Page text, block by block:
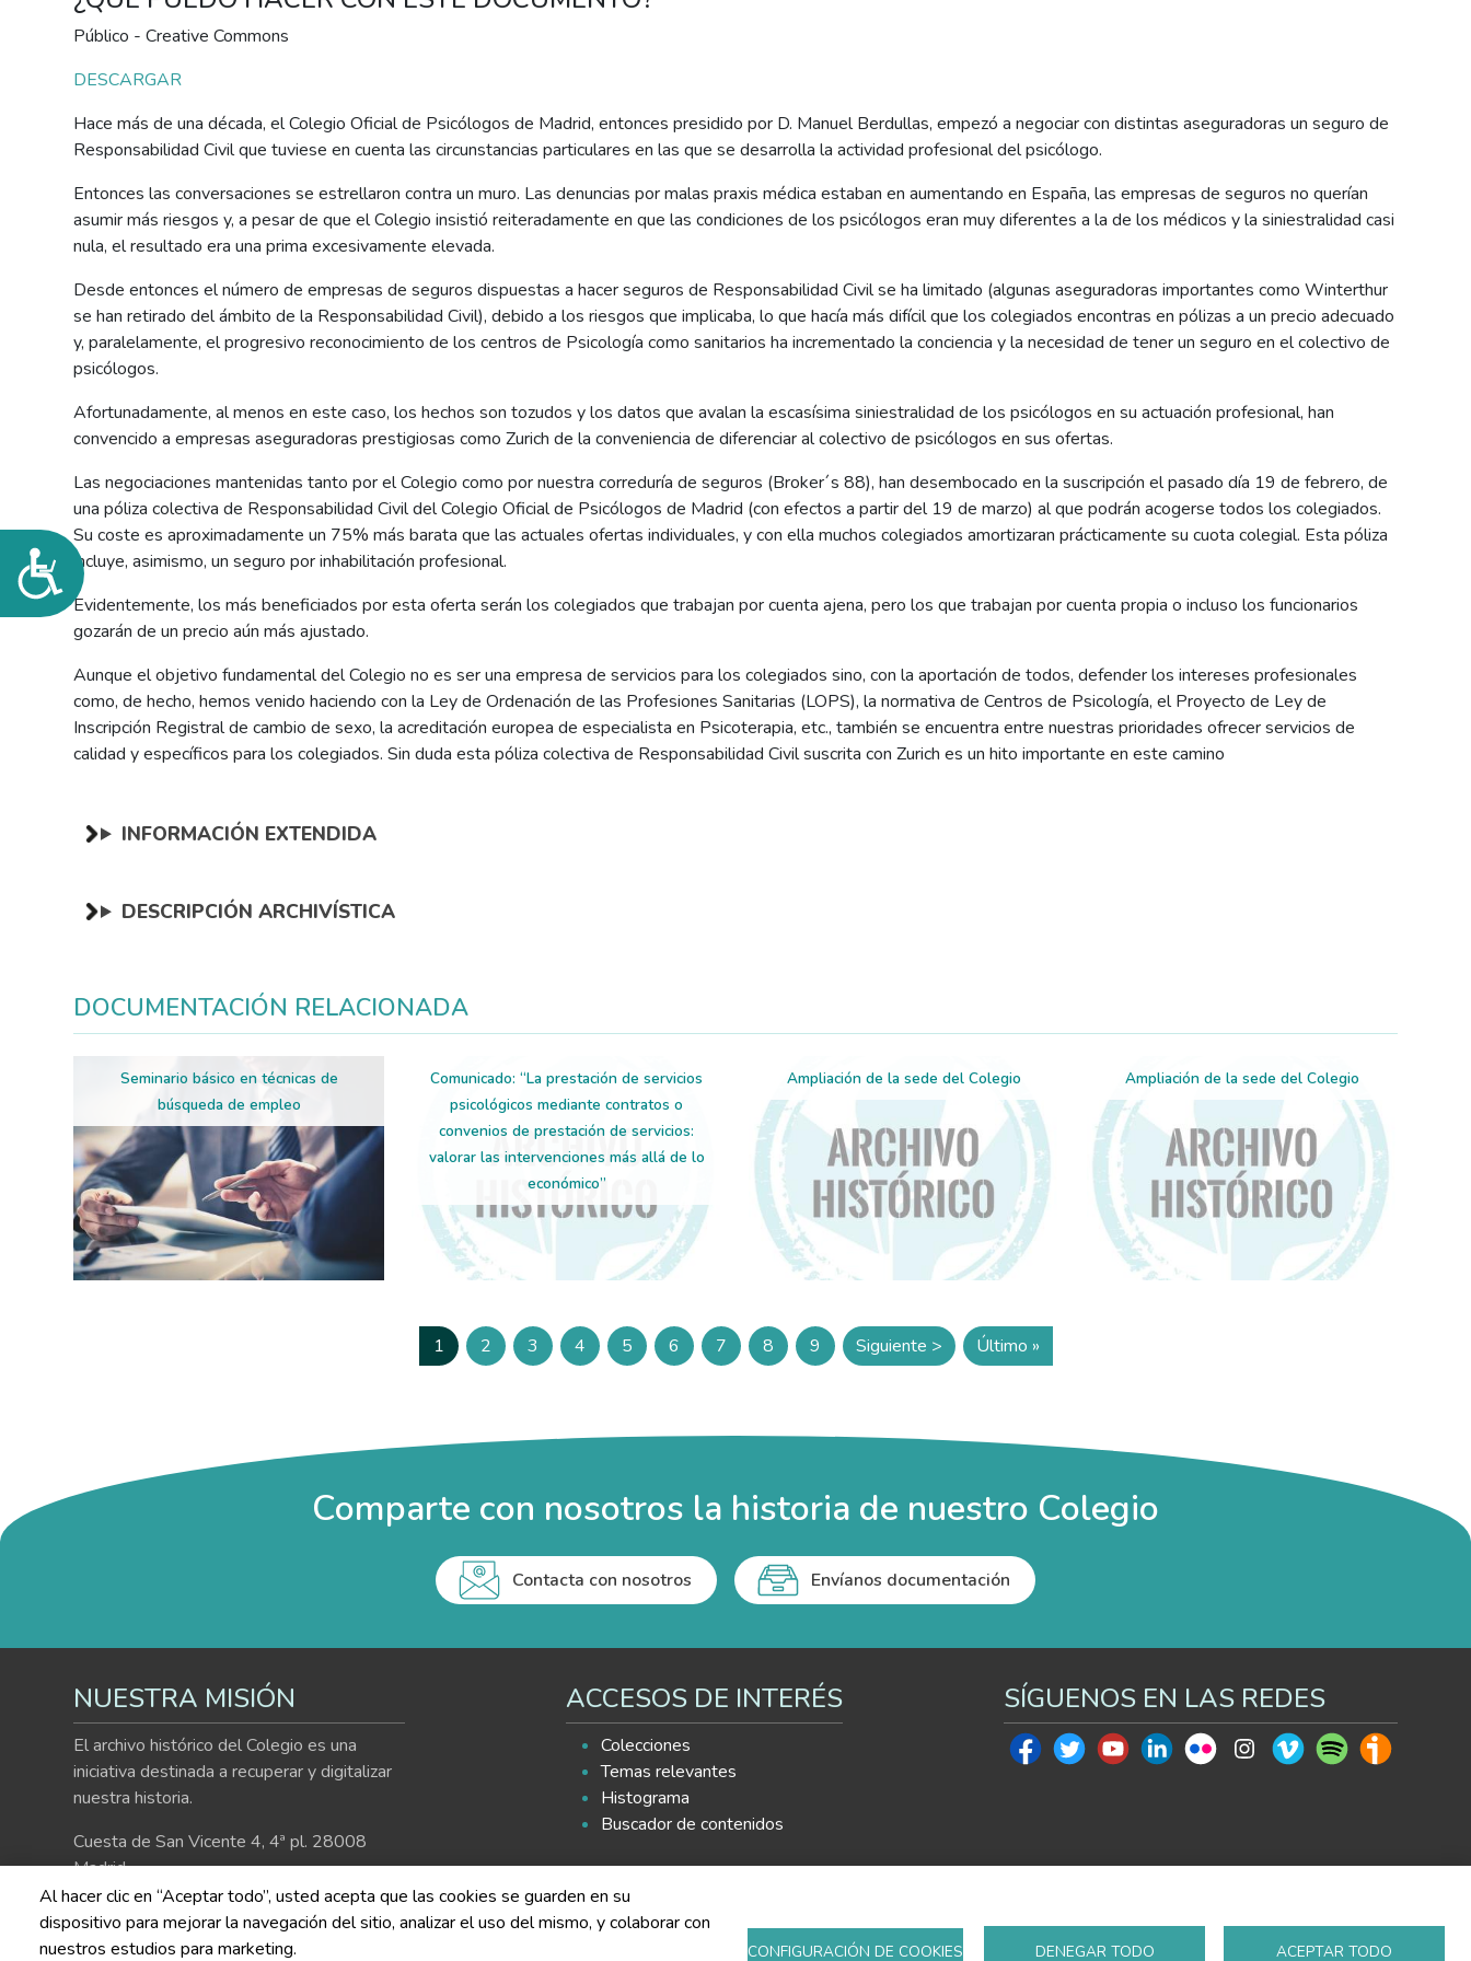
accesibilidad.
Accesibilidad
Público - Creative Commons
DESCARGAR
Hace más de una década, el Colegio Oficial de Psicólogos de Madrid, entonces presidido por D. Manuel Berdullas, empezó a negociar con distintas aseguradoras un seguro de
Responsabilidad Civil que tuviese en cuenta las circunstancias particulares en las que se desarrolla la actividad profesional del psicólogo.
Entonces las conversaciones se estrellaron contra un muro. Las denuncias por malas praxis médica estaban en aumentando en España, las empresas de seguros no querían
asumir más riesgos y, a pesar de que el Colegio insistió reiteradamente en que las condiciones de los psicólogos eran muy diferentes a la de los médicos y la siniestralidad casi
nula, el resultado era una prima excesivamente elevada.
Desde entonces el número de empresas de seguros dispuestas a hacer seguros de Responsabilidad Civil se ha limitado (algunas aseguradoras importantes como Winterthur
se han retirado del ámbito de la Responsabilidad Civil), debido a los riesgos que implicaba, lo que hacía más difícil que los colegiados encontras en pólizas a un precio adecuado
y, paralelamente, el progresivo reconocimiento de los centros de Psicología como sanitarios ha incrementado la conciencia y la necesidad de tener un seguro en el colectivo de
psicólogos.
Afortunadamente, al menos en este caso, los hechos son tozudos y los datos que avalan la escasísima siniestralidad de los psicólogos en su actuación profesional, han
convencido a empresas aseguradoras prestigiosas como Zurich de la conveniencia de diferenciar al colectivo de psicólogos en sus ofertas.
Las negociaciones mantenidas tanto por el Colegio como por nuestra correduría de seguros (Broker´s 88), han desembocado en la suscripción el pasado día 19 de febrero, de
una póliza colectiva de Responsabilidad Civil del Colegio Oficial de Psicólogos de Madrid (con efectos a partir del 19 de marzo) al que podrán acogerse todos los colegiados.
Su coste es aproximadamente un 75% más barata que las actuales ofertas individuales, y con ella muchos colegiados amortizaran prácticamente su cuota colegial. Esta póliza
incluye, asimismo, un seguro por inhabilitación profesional.
Evidentemente, los más beneficiados por esta oferta serán los colegiados que trabajan por cuenta ajena, pero los que trabajan por cuenta propia o incluso los funcionarios
gozarán de un precio aún más ajustado.
Aunque el objetivo fundamental del Colegio no es ser una empresa de servicios para los colegiados sino, con la aportación de todos, defender los intereses profesionales
como, de hecho, hemos venido haciendo con la Ley de Ordenación de las Profesiones Sanitarias (LOPS), la normativa de Centros de Psicología, el Proyecto de Ley de
Inscripción Registral de cambio de sexo, la acreditación europea de especialista en Psicoterapia, etc., también se encuentra entre nuestras prioridades ofrecer servicios de
calidad y específicos para los colegiados. Sin duda esta póliza colectiva de Responsabilidad Civil suscrita con Zurich es un hito importante en este camino
INFORMACIÓN EXTENDIDA
DESCRIPCIÓN ARCHIVÍSTICA
DOCUMENTACIÓN RELACIONADA
Seminario básico en técnicas de
búsqueda de empleo
Comunicado: “La prestación de servicios
psicológicos mediante contratos o
convenios de prestación de servicios:
valorar las intervenciones más allá de lo
económico”
Ampliación de la sede del Colegio Ampliación de la sede del Colegio
Página
1 Página
2 Página
3 Página
4 Página
5 Página
6 Página
7 Página
8 Página
9 Siguiente página
Siguiente > Última página
Último »
Comparte con nosotros la historia de nuestro Colegio
Contacta con nosotros Envíanos documentación
NUESTRA MISIÓN
El archivo histórico del Colegio es una
iniciativa destinada a recuperar y digitalizar
nuestra historia.
Cuesta de San Vicente 4, 4ª pl. 28008
Madrid
915 41 99 99
ACCESOS DE INTERÉS
Colecciones
Temas relevantes
Histograma
Buscador de contenidos
SÍGUENOS EN LAS REDES
Al hacer clic en “Aceptar todo”, usted acepta que las cookies se guarden en su
dispositivo para mejorar la navegación del sitio, analizar el uso del mismo, y colaborar con
nuestros estudios para marketing.
CONFIGURACIÓN DE COOKIES DENEGAR TODO ACEPTAR TODO